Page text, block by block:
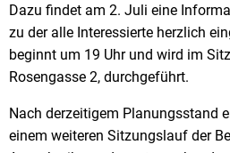
Dazu findet am 2. Juli eine
zu der alle Interessierte herzlich
beginnt um 19 Uhr und wird im
Rosengasse 2, durchgeführt.
Nach derzeitigem Planungsstand
einem weiteren Sitzungslauf der